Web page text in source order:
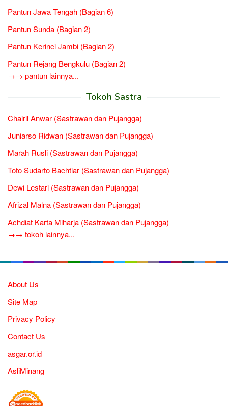
Pantun Jawa Tengah (Bagian 6)
Pantun Sunda (Bagian 2)
Pantun Kerinci Jambi (Bagian 2)
Pantun Rejang Bengkulu (Bagian 2)
→→ pantun lainnya...
Tokoh Sastra
Chairil Anwar (Sastrawan dan Pujangga)
Juniarso Ridwan (Sastrawan dan Pujangga)
Marah Rusli (Sastrawan dan Pujangga)
Toto Sudarto Bachtiar (Sastrawan dan Pujangga)
Dewi Lestari (Sastrawan dan Pujangga)
Afrizal Malna (Sastrawan dan Pujangga)
Achdiat Karta Miharja (Sastrawan dan Pujangga)
→→ tokoh lainnya...
About Us
Site Map
Privacy Policy
Contact Us
asgar.or.id
AsliMinang